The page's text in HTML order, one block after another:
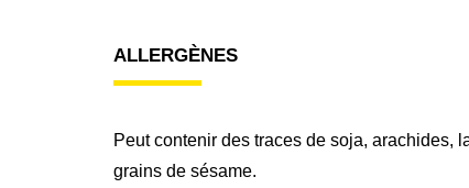
ALLERGÈNES
Peut contenir des traces de soja, arachides,
grains de sésame.